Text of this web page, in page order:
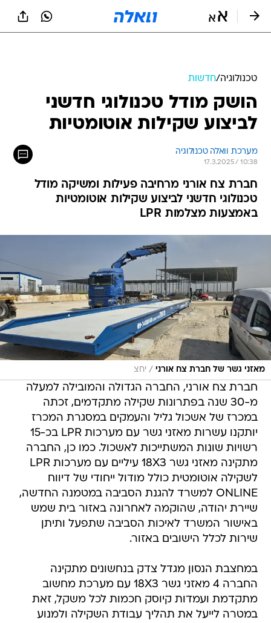
טכנולוגיה/חדשות
הושק מודל טכנולוגי חדשני
לביצוע שקילות אוטומטיות
מערכת וואלה טכנולוגיה
17.3.2025 / 10:38
חברת צח אורני מרחיבה פעילות ומשיקה מודל
טכנולוגי חדשני לביצוע שקילות אוטומטיות
באמצעות מצלמות LPR
מאזני גשר של חברת צח אורני / יחצ
חברת צח אורני, החברה הגדולה והמובילה למעלה
מ-30 שנה בפתרונות שקילה מתקדמים, זכתה
במכרז של אשכול גליל והעמקים במסגרת המכרז
יותקנו עשרות מאזני גשר עם מערכות LPR בכ-15
רשויות שונות המשתייכות לאשכול. כמו כן, החברה
מתקינה מאזני גשר 18X3 עיליים עם מערכות LPR
לשקילה אוטומטית כולל מודול ייחודי של דיווח
ONLINE למשרד להגנת הסביבה במטמנה החדשה,
שיירת יהודה, שהוקמה לאחרונה באזור בית שמש
באישור המשרד לאיכות הסביבה שתפעל ותיתן
שירות לכלל הישובים באזור.
במחצבת הנסון מגדל צדק בנחשונים מתקינה
החברה 4 מאזני גשר 18X3 עם מערכת מחשוב
מתקדמת ועמדות קיוסק חכמות לכל משקל, זאת
במטרה לייעל את תהליך עבודת השקילה ולמנוע